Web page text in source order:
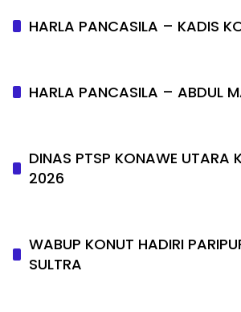
HARLA PANCASILA – KADIS
HARLA PANCASILA – ABDUL
DINAS PTSP KONAWE UTARA
2026
WABUP KONUT HADIRI
SULTRA